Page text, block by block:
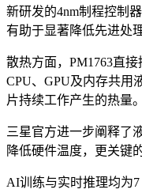
新研发的4nm制程控制
有助于显著降低先进处
散热方面，PM1763直
CPU、GPU及内存共用
片持续工作产生的热量。
三星官方进一步阐释了
降低硬件温度，更关键
AI训练与实时推理均为